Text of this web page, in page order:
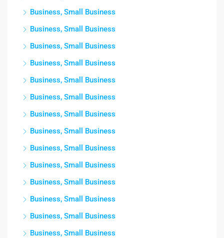
Business, Small Business
Business, Small Business
Business, Small Business
Business, Small Business
Business, Small Business
Business, Small Business
Business, Small Business
Business, Small Business
Business, Small Business
Business, Small Business
Business, Small Business
Business, Small Business
Business, Small Business
Business, Small Business